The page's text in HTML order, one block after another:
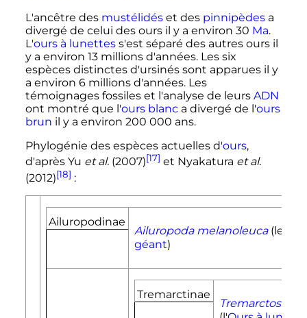
L'ancêtre des mustélidéset des pinnipèdesa
divergé de celui des ours il y a environ 30 Ma.
L'ours à lunettess'est séparé des autres ours il
y a environ 13 millionsd'années. Les six
espèces distinctes d'ursinés sont apparues il y
a environ 6 millionsd'années. Les
témoignages fossiles et l'analyse de leurs ADN
ont montré que l'ours blanca divergé de l'ours
brun il y a environ 200 000 ans.
Phylogénie des espèces actuelles d'ours,
d'après Yu et al.(2007)[17] et Nyakatura et al.
(2012)[18] :
Ailuropodinae
Ailuropoda melanoleuca(le
géant)
Tremarctinae
Tremarctos